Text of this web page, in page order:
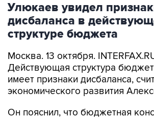
Улюкаев увидел
дисбаланса в
структуре бюджета
Москва. 13 октября.
Действующая структура
имеет признаки дисбаланса,
экономического развития
Он пояснил, что бюджетная